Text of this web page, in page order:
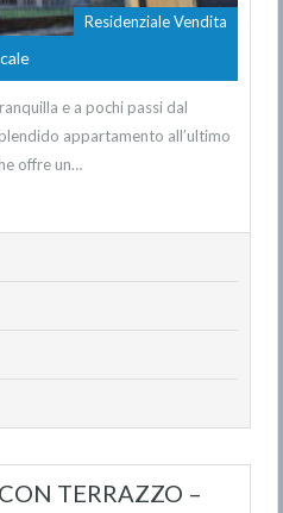
Residenziale Vendita
e a pochi passi dal
appartamento all’ultimo
offre un…
TERRAZZO –